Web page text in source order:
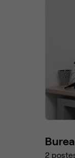
2